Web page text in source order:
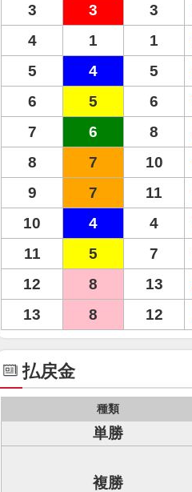
3
3 3
4
1 1
5
4 5
6
5 6
7
6 8
8
7 10
9
7 11
10
4 4
11
5 7
12
8 13
13
8 12
払戻金
種類
単勝
複勝